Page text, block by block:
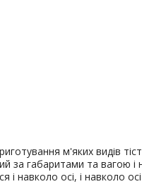
м'яких видів
за габаритами та вагою
навколо осі, і навколо